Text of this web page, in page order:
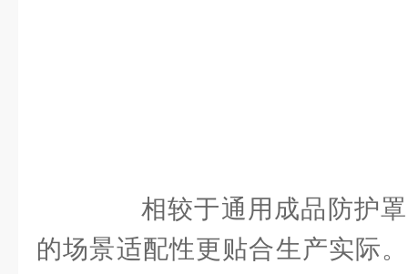
相较于通用成品防护罩
的场景适配性更贴合生产实际